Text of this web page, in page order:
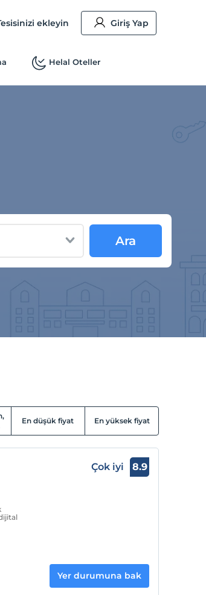
ekleyin Giriş Yap
Helal Oteller
Ara
En düşük fiyat En yüksek fiyat
Çok iyi 8.9
Yer durumuna bak